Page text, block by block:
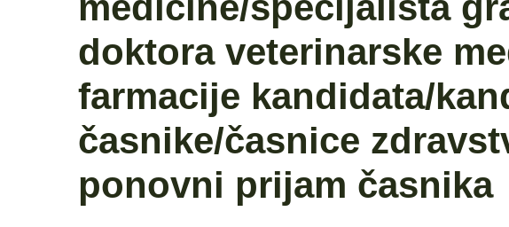
doktora veterinarske
farmacije kandidata/
časnike/časnice
ponovni prijam časnika